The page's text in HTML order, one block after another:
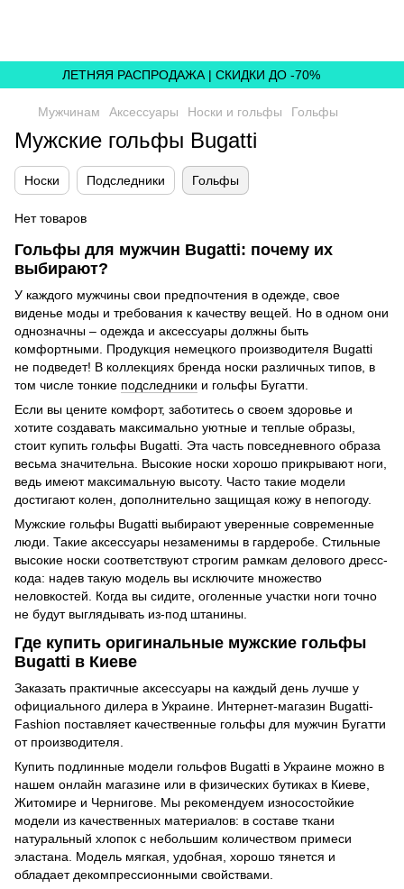
ЛЕТНЯЯ РАСПРОДАЖА | СКИДКИ ДО -70%
Мужчинам Аксессуары Носки и гольфы Гольфы
Мужские гольфы Bugatti
Носки Подследники Гольфы
Нет товаров
Гольфы для мужчин Bugatti: почему их
выбирают?
У каждого мужчины свои предпочтения в одежде, свое
виденье моды и требования к качеству вещей. Но в одном они
однозначны – одежда и аксессуары должны быть
комфортными. Продукция немецкого производителя Bugatti
не подведет! В коллекциях бренда носки различных типов, в
том числе тонкие подследники и гольфы Бугатти.
Если вы цените комфорт, заботитесь о своем здоровье и
хотите создавать максимально уютные и теплые образы,
стоит купить гольфы Bugatti. Эта часть повседневного образа
весьма значительна. Высокие носки хорошо прикрывают ноги,
ведь имеют максимальную высоту. Часто такие модели
достигают колен, дополнительно защищая кожу в непогоду.
Мужские гольфы Bugatti выбирают уверенные современные
люди. Такие аксессуары незаменимы в гардеробе. Стильные
высокие носки соответствуют строгим рамкам делового дресс-
кода: надев такую модель вы исключите множество
неловкостей. Когда вы сидите, оголенные участки ноги точно
не будут выглядывать из-под штанины.
Где купить оригинальные мужские гольфы
Bugatti в Киеве
Заказать практичные аксессуары на каждый день лучше у
официального дилера в Украине. Интернет-магазин Bugatti-
Fashion поставляет качественные гольфы для мужчин Бугатти
от производителя.
Купить подлинные модели гольфов Bugatti в Украине можно в
нашем онлайн магазине или в физических бутиках в Киеве,
Житомире и Чернигове. Мы рекомендуем износостойкие
модели из качественных материалов: в составе ткани
натуральный хлопок с небольшим количеством примеси
эластана. Модель мягкая, удобная, хорошо тянется и
обладает декомпрессионными свойствами.